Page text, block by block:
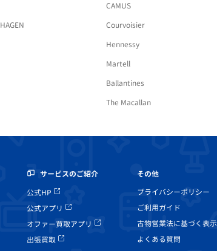
CAMUS
Courvoisier
Hennessy
Martell
Ballantines
The Macallan
サービスのご紹介
公式HP
公式アプリ
オファー買取アプリ
出張買取
その他
プライバシーポリシー
ご利用ガイド
古物営業法に基づく表示
よくある質問